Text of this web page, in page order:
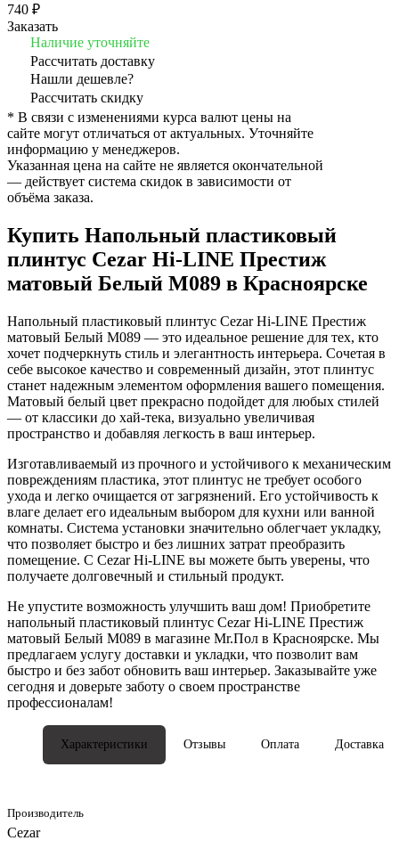
740 ₽
Заказать
Наличие уточняйте
Рассчитать доставку
Нашли дешевле?
Рассчитать скидку
* В связи с изменениями курса валют цены на
сайте могут отличаться от актуальных. Уточняйте
информацию у менеджеров.
Указанная цена на сайте не является окончательной
— действует система скидок в зависимости от
объёма заказа.
Купить Напольный пластиковый
плинтус Cezar Hi-LINE Престиж
матовый Белый M089 в Красноярске
Напольный пластиковый плинтус Cezar Hi-LINE Престиж
матовый Белый M089 — это идеальное решение для тех, кто
хочет подчеркнуть стиль и элегантность интерьера. Сочетая в
себе высокое качество и современный дизайн, этот плинтус
станет надежным элементом оформления вашего помещения.
Матовый белый цвет прекрасно подойдет для любых стилей
— от классики до хай-тека, визуально увеличивая
пространство и добавляя легкость в ваш интерьер.
Изготавливаемый из прочного и устойчивого к механическим
повреждениям пластика, этот плинтус не требует особого
ухода и легко очищается от загрязнений. Его устойчивость к
влаге делает его идеальным выбором для кухни или ванной
комнаты. Система установки значительно облегчает укладку,
что позволяет быстро и без лишних затрат преобразить
помещение. С Cezar Hi-LINE вы можете быть уверены, что
получаете долговечный и стильный продукт.
Не упустите возможность улучшить ваш дом! Приобретите
напольный пластиковый плинтус Cezar Hi-LINE Престиж
матовый Белый M089 в магазине Mr.Пол в Красноярске. Мы
предлагаем услугу доставки и укладки, что позволит вам
быстро и без забот обновить ваш интерьер. Заказывайте уже
сегодня и доверьте заботу о своем пространстве
профессионалам!
Характеристики Отзывы Оплата Доставка
Производитель
Cezar